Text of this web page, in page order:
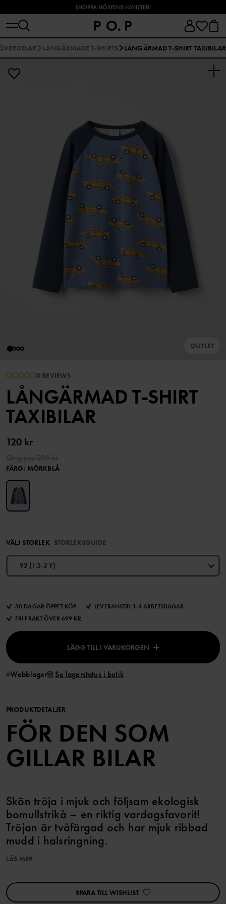
SHOPPA HÖSTENS NYHETER!
LÅNGÄRMADE T-SHIRTS LÅNGÄRMAD T-SHIRT TAXIBILAR
OUTLET
0 REVIEWS
LÅNGÄRMAD T-SHIRT
TAXIBILAR
120 kr
FÄRG: MÖRKBLÅ
VÄLJ STORLEK STORLEKSGUIDE
92 (1.5-2 Y)
30 DAGAR ÖPPET KÖP
LEVERANSTID 1-4 ARBETSDAGAR
FRI FRAKT ÖVER 699 KR
LÄGG TILL I VARUKORGEN
Webblager Se lagerstatus i butik
PRODUKTDETALJER
FÖR DEN SOM
GILLAR BILAR
Skön tröja i mjuk och följsam ekologisk
bomullstrikå – en riktig vardagsfavorit!
Tröjan är tvåfärgad och har mjuk ribbad
mudd i halsringning.
Egenskaper:
LÄS MER
SPARA TILL WISHLIST